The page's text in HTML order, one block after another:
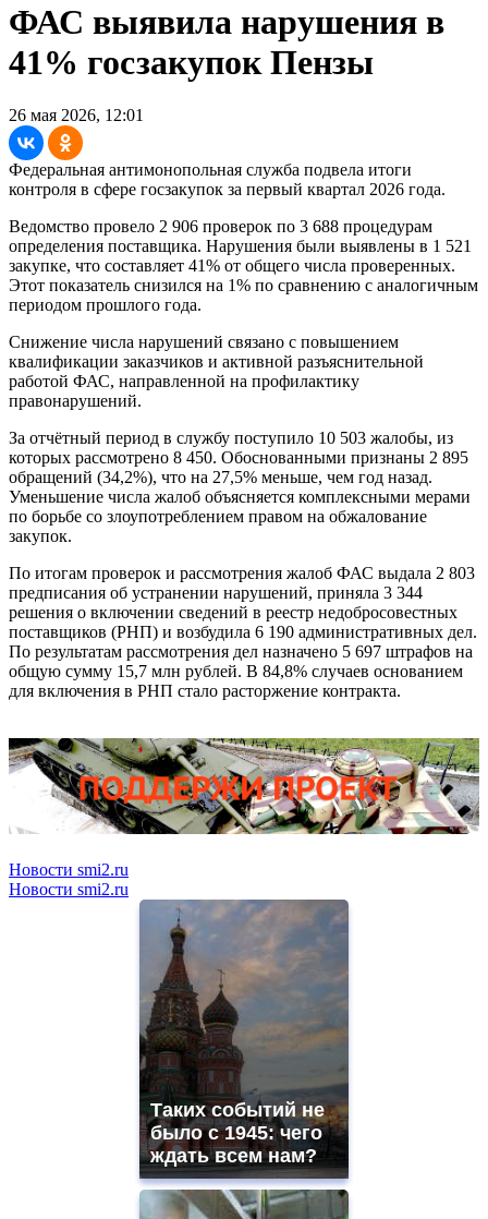
ФАС выявила нарушения в
41% госзакупок Пензы
26 мая 2026, 12:01
Федеральная антимонопольная служба подвела итоги
контроля в сфере госзакупок за первый квартал 2026 года.
Ведомство провело 2 906 проверок по 3 688 процедурам
определения поставщика. Нарушения были выявлены в 1 521
закупке, что составляет 41% от общего числа проверенных.
Этот показатель снизился на 1% по сравнению с аналогичным
периодом прошлого года.
Снижение числа нарушений связано с повышением
квалификации заказчиков и активной разъяснительной
работой ФАС, направленной на профилактику
правонарушений.
За отчётный период в службу поступило 10 503 жалобы, из
которых рассмотрено 8 450. Обоснованными признаны 2 895
обращений (34,2%), что на 27,5% меньше, чем год назад.
Уменьшение числа жалоб объясняется комплексными мерами
по борьбе со злоупотреблением правом на обжалование
закупок.
По итогам проверок и рассмотрения жалоб ФАС выдала 2 803
предписания об устранении нарушений, приняла 3 344
решения о включении сведений в реестр недобросовестных
поставщиков (РНП) и возбудила 6 190 административных дел.
По результатам рассмотрения дел назначено 5 697 штрафов на
общую сумму 15,7 млн рублей. В 84,8% случаев основанием
для включения в РНП стало расторжение контракта.
Новости smi2.ru
Новости smi2.ru
Таких событий не
было с 1945: чего
ждать всем нам?